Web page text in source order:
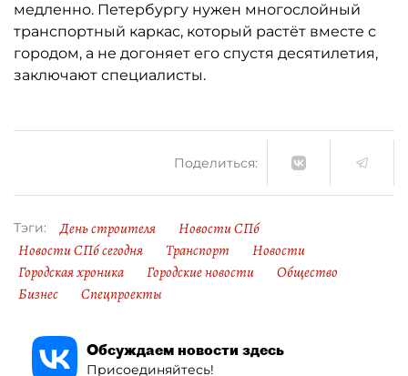
медленно. Петербургу нужен многослойный
транспортный каркас, который растёт вместе с
городом, а не догоняет его спустя десятилетия,
заключают специалисты.
Поделиться:
Тэги: День строителя
Новости СПб
Новости СПб сегодня
Транспорт
Новости
Городская хроника
Городские новости
Общество
Бизнес
Спецпроекты
Обсуждаем новости здесь
Присоединяйтесь!